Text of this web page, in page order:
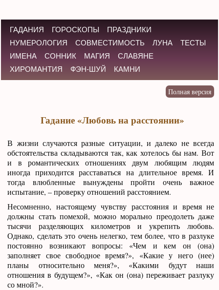
ГАДАНИЯ ГОРОСКОПЫ
ПРАЗДНИКИ
НУМЕРОЛОГИЯ
СОВМЕСТИМОСТЬ ЛУНА
ТЕСТЫ
ИМЕНА
СОННИК МАГИЯ
СЛАВЯНЕ
ХИРОМАНТИЯ
ФЭН-ШУЙ КАМНИ
Гадание «Любовь на расстоянии»
В жизни случаются разные ситуации, и далеко не всегда
обстоятельства складываются так, как хотелось бы нам. Вот
и в романтических отношениях двум любящим людям
иногда приходится расставаться на длительное время. И
тогда влюбленные вынуждены пройти очень важное
испытание, – проверку отношений расстоянием.
Несомненно, настоящему чувству расстояния и время не
должны стать помехой, можно морально преодолеть даже
тысячи разделяющих километров и укрепить любовь.
Однако, сделать это очень нелегко, тем более, что в разлуке
постоянно возникают вопросы: «Чем и кем он (она)
заполняет свое свободное время?», «Какие у него (нее)
планы относительно меня?», «Какими будут наши
отношения в будущем?», «Как он (она) переживает разлуку
со мной?».